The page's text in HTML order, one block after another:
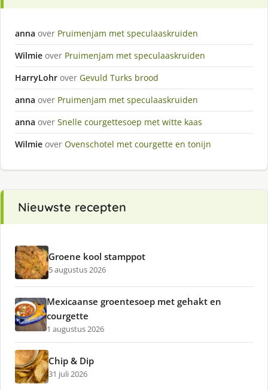
anna over Pruimenjam met speculaaskruiden
Wilmie over Pruimenjam met speculaaskruiden
HarryLohr over Gevuld Turks brood
anna over Pruimenjam met speculaaskruiden
anna over Snelle courgettesoep met witte kaas
Wilmie over Ovenschotel met courgette en tonijn
Nieuwste recepten
Groene kool stamppot
5 augustus 2026
Mexicaanse groentesoep met gehakt en
courgette
1 augustus 2026
Chip & Dip
31 juli 2026